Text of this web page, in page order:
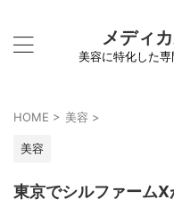
メディ
美容に特化した専
HOME > 美容 >
美容
東京でシルファーム